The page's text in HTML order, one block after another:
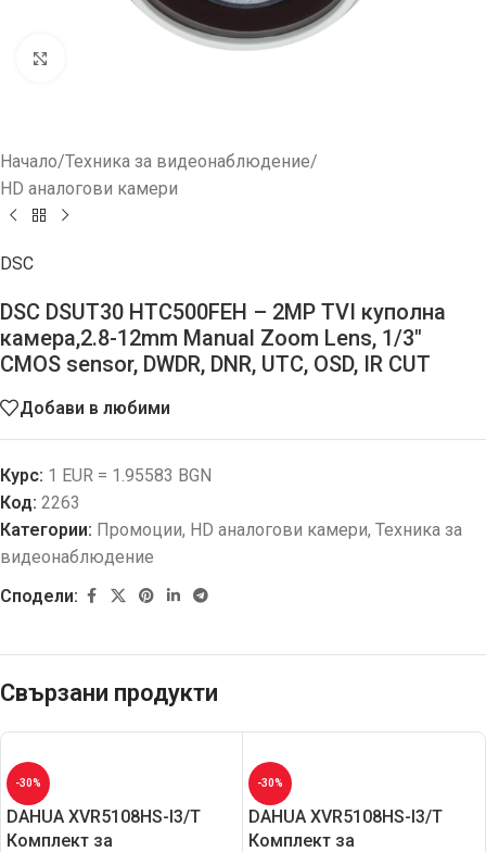
Начало/Техника за видеонаблюдение/
HD aналогови камери
DSC
DSC DSUT30 HTC500FEH – 2MP TVI куполна
камера,2.8-12mm Manual Zoom Lens, 1/3″
CMOS sensor, DWDR, DNR, UTC, OSD, IR CUT
Добави в любими
Курс: 1 EUR = 1.95583 BGN
Код: 2263
Категории: Промоции, HD aналогови камери, Техника за
видеонаблюдение
Сподели:
Свързани продукти
-30%
DAHUA XVR5108HS-I3/T
Комплект за
-30%
DAHUA XVR5108HS-I3/T
Комплект за